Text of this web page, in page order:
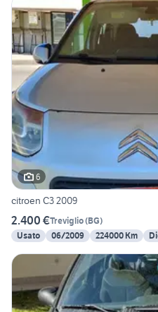
6
citroen C3 2009
2.400 €Treviglio(BG)
Usato
06/2009 224000 Km